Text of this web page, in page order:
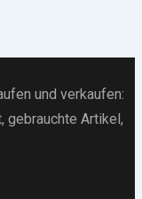
und verkaufen:
gebrauchte Artikel ,